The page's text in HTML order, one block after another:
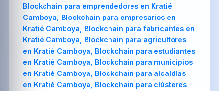
Blockchain para emprendedores en Kratié
Camboya, Blockchain para empresarios en
Kratié Camboya, Blockchain para fabricantes en
Kratié Camboya, Blockchain para agricultores
en Kratié Camboya, Blockchain para estudiantes
en Kratié Camboya, Blockchain para municipios
en Kratié Camboya, Blockchain para alcaldías
en Kratié Camboya, Blockchain para clústeres